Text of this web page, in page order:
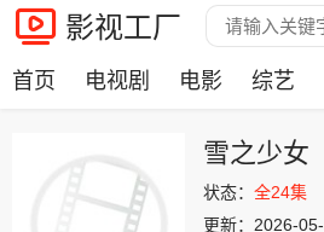
影视工厂
首页 电视剧 电影 综艺
雪之少女
状态： 全24集
更新： 2026-